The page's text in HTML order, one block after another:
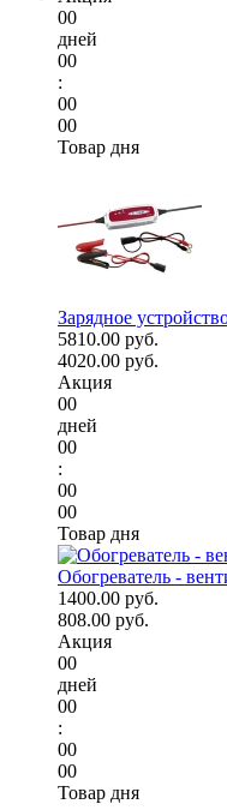
00
дней
00
:
00
00
Товар дня
Зарядное
5810.00 руб.
4020.00 руб.
Акция
00
дней
00
:
00
00
Товар дня
Обогреватель -
1400.00 руб.
808.00 руб.
Акция
00
дней
00
:
00
00
Товар дня